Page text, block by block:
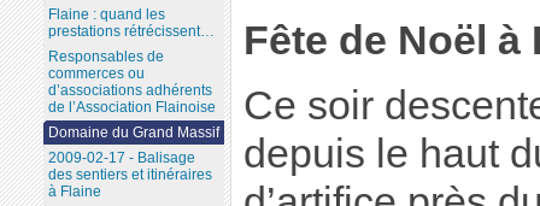
Fête de Noël à
Ce soir
depuis le haut
Flaine : quand les
prestations rétrécissent…
Responsables de
commerces ou
d’associations adhérents
de l’Association Flainoise
Domaine du Grand Massif
2009-02-17 - Balisage
des sentiers et itinéraires
à Flaine